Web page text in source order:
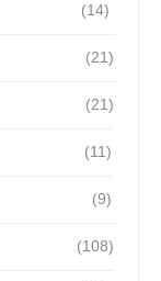
(14)
(21)
(21)
(11)
(9)
(108)